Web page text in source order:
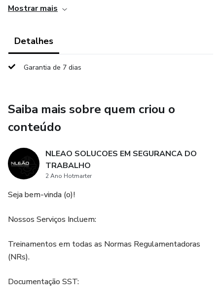
Bonus:
Informações adicionais:
Arquivo digital em formato PPT, todos editáveis.
Mostrar mais
Detalhes
Garantia de 7 dias
Saiba mais sobre quem criou o
conteúdo
NLEAO SOLUCOES EM SEGURANCA DO
TRABALHO
2 Ano Hotmarter
Seja bem-vinda (o)!
Nossos Serviços Incluem:
Treinamentos em todas as Normas Regulamentadoras
(NRs).
Documentação SST: